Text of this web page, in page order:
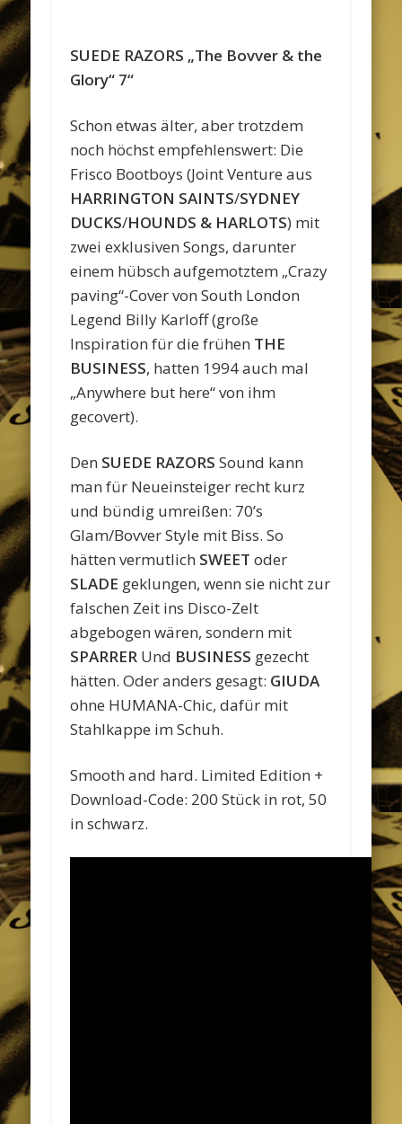
SUEDE RAZORS „The Bovver & the
Glory“ 7“
Schon etwas älter, aber trotzdem
noch höchst empfehlenswert: Die
Frisco Bootboys (Joint Venture aus
HARRINGTON SAINTS/SYDNEY
DUCKS/HOUNDS & HARLOTS) mit
zwei exklusiven Songs, darunter
einem hübsch aufgemotztem „Crazy
paving“-Cover von South London
Legend Billy Karloff (große
Inspiration für die frühen THE
BUSINESS, hatten 1994 auch mal
„Anywhere but here“ von ihm
gecovert).
Den SUEDE RAZORS Sound kann
man für Neueinsteiger recht kurz
und bündig umreißen: 70’s
Glam/Bovver Style mit Biss. So
hätten vermutlich SWEET oder
SLADE geklungen, wenn sie nicht zur
falschen Zeit ins Disco-Zelt
abgebogen wären, sondern mit
SPARRER Und BUSINESS gezecht
hätten. Oder anders gesagt: GIUDA
ohne HUMANA-Chic, dafür mit
Stahlkappe im Schuh.
Smooth and hard. Limited Edition +
Download-Code: 200 Stück in rot, 50
in schwarz.